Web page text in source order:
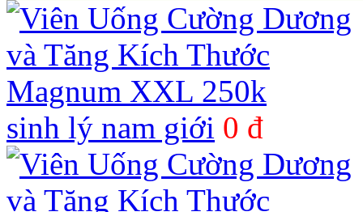
sinh lý nam giới 0 đ